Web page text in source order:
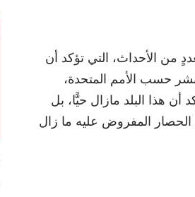
السابقة حافلة بعددٍ من الأحداث، التي تؤكد أن
حسب الأمم المتحدة،
هذا البلد مازال حيًّا، بل
الحصار المفروض عليه ما زال